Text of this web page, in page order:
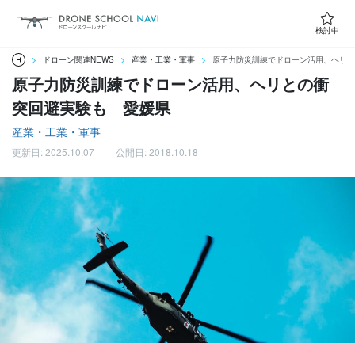
検討中
ドローン関連NEWS 産業・工業・軍事 原子力防災訓練でドローン活用、ヘリ
原子力防災訓練でドローン活用、ヘリとの衝
突回避実験も 愛媛県
産業・工業・軍事
更新日: 2025.10.07 公開日: 2018.10.18